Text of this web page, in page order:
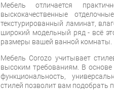
Мебель отличается
выскокачественные
текстурированный ламинат,
широкий модельный ряд - всё
размеры вашей ванной комнаты.
Мебель Corozo учитывает
высоким требованиям. В
функциональность,
стилей позволит вам подобрать